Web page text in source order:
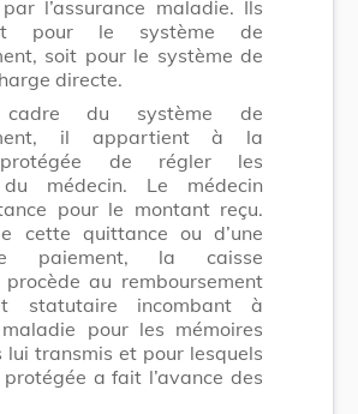
l’assurance maladie. Ils
pour le système de
soit pour le système de
directe.
du système de
il appartient à la
protégée de régler les
du médecin. Le médecin
pour le montant reçu.
cette quittance ou d’une
paiement, la caisse
au remboursement
incombant à
maladie pour les mémoires
lui transmis et pour lesquels
a fait l’avance des